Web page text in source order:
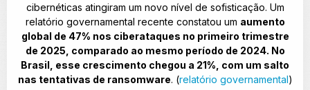
cibernéticas atingiram um novo nível de sofisticação. Um
relatório governamental recente constatou um aumento
global de 47% nos ciberataques no primeiro trimestre
de 2025, comparado ao mesmo período de 2024. No
Brasil, esse crescimento chegou a 21%, com um salto
nas tentativas de ransomware. (relatório governamental)